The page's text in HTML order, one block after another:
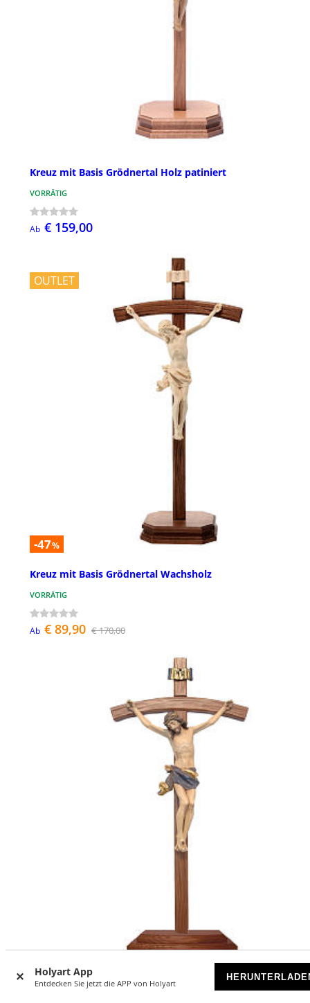
Holyart App
Entdecken Sie jetzt die APP von Holyart
Kreuz mit Basis Grödnertal Holz patiniert
VORRÄTIG
Ab € 159,00
OUTLET
-47%
Kreuz mit Basis Grödnertal Wachsholz
VORRÄTIG
Ab € 89,90 € 170,00
Kreuz mit Basis Grödnertal Holz antiksiert